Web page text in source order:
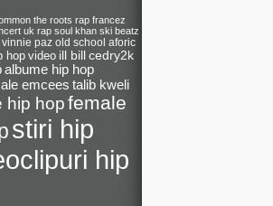
the roots rap francez
uk rap soul khan ski beatz
vinnie paz old school aforic
hopvideo ill bill cedry2k
albume hip hop
emcees talib kweli
hip hopfemale
stiri hip
hip